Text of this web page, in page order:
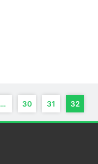
… 30 31 32